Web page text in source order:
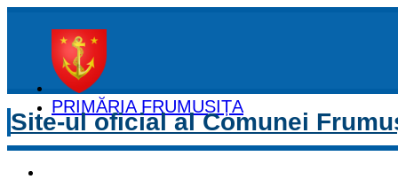
PRIMĂRIA FRUMUȘIȚA
Site-ul oficial al Comunei